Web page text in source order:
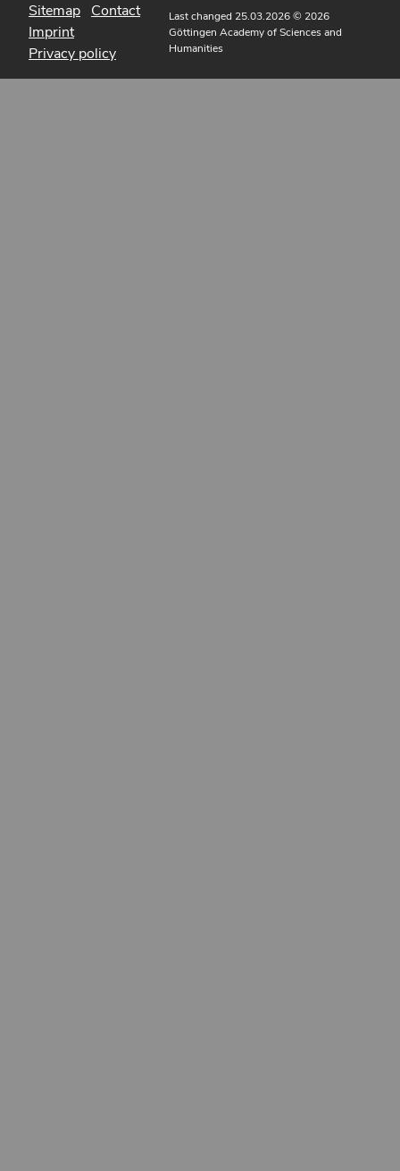
Sitemap Contact
Imprint
Privacy policy
Last changed 25.03.2026© 2026
Göttingen Academy of Sciences and
Humanities